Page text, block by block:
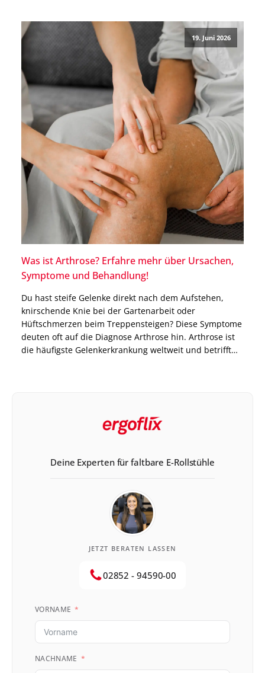
Anbieter […]
19. Juni 2026
Was ist Arthrose? Erfahre mehr über Ursachen,
Symptome und Behandlung!
Du hast steife Gelenke direkt nach dem Aufstehen,
knirschende Knie bei der Gartenarbeit oder
Hüftschmerzen beim Treppensteigen? Diese Symptome
deuten oft auf die Diagnose Arthrose hin. Arthrose ist
die häufigste Gelenkerkrankung weltweit und betrifft
Deine Experten für faltbare E-Rollstühle
JETZT BERATEN LASSEN
02852 - 94590-00
VORNAME
NACHNAME